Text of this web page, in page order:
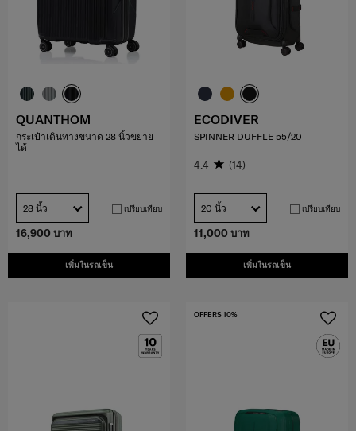
16,900 บาท
เพิ่มในรถเข็น
QUANTHOM
กระเป๋าเดินทางขนาด 28 นิ้วขยาย
ได้
28 นิ้ว เปรียบเทียบ
11,000 บาท
เพิ่มในรถเข็น
ECODIVER
SPINNER DUFFLE 55/20
4.4 (14)
20 นิ้ว เปรียบเทียบ
OFFERS 10%